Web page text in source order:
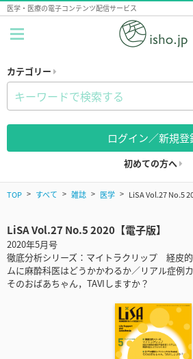
医学・医療の電子コンテンツ配信サービス
カテゴリー
ログイン／新規登
初めての方へ
TOP すべて 雑誌 医学 LiSA Vol.27 No.5
LiSA Vol.27 No.5 2020【電子版】
2020年5月号
徹底分析シリーズ：マイトラクリップ 経皮
ムに麻酔科医はどうかかわるか／リアル症例
そのおばあちゃん，TAVIしますか？